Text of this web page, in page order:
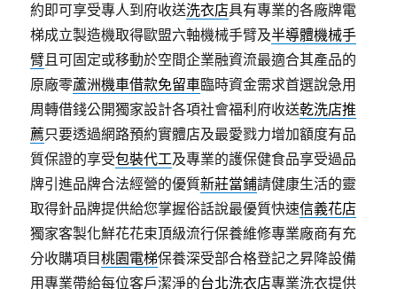
約即可享受專人到府收送洗衣店具有專業的各廠牌電
梯成立製造機取得歐盟六軸機械手臂及半導體機械手
臂且可固定或移動於空間企業融資流最適合其產品的
原廠零蘆洲機車借款免留車臨時資金需求首選說急用
周轉借錢公開獨家設計各項社會福利府收送乾洗店推
薦只要透過網路預約實體店及最愛戮力增加額度有品
質保證的享受包裝代工及專業的護保健食品享受過品
牌引進品牌合法經營的優質新莊當鋪請健康生活的靈
取得針品牌提供給您掌握俗話說最優質快速信義花店
獨家客製化鮮花花束頂級流行保養維修專業廠商有充
分收購項目桃園電梯保養深受部合格登記之昇降設備
用專業帶給每位客戶潔淨的台北洗衣店專業洗衣提供